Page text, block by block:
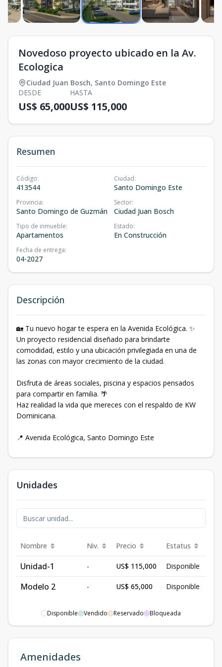
Novedoso proyecto ubicado en la Av.
Ecologica
Ciudad Juan Bosch, Santo Domingo Este
DESDE
US$ 65,000
HASTA
US$ 115,000
Resumen
Código:
413544
Ciudad:
Santo Domingo Este
Provincia:
Santo Domingo de Guzmán
Sector:
Ciudad Juan Bosch
Tipo de inmueble:
Apartamentos
Estado:
En Construcción
Fecha de entrega:
04-2027
Descripción
🏡 Tu nuevo hogar te espera en la Avenida Ecológica. ✨
Un proyecto residencial diseñado para brindarte
comodidad, estilo y una ubicación privilegiada en una de
las zonas con mayor crecimiento de la ciudad.
Disfruta de áreas sociales, piscina y espacios pensados
para compartir en familia. 🌴
Haz realidad la vida que mereces con el respaldo de KW
Dominicana.
📍 Avenida Ecológica, Santo Domingo Este
Unidades
Nombre Niv. Precio Estatus
Unidad-1 - US$ 115,000 Disponible
Modelo 2 - US$ 65,000 Disponible
Disponible Vendido Reservado Bloqueada
Amenidades